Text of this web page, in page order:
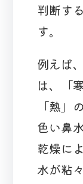
判断す
す。
例えば
は、「
「熱」
色い鼻
乾燥に
水が粘